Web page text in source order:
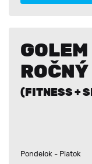
ROČNÝ
(FITNESS +
Pondelok - Piatok